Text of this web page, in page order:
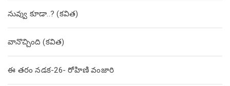
నువ్వు కూడా..? (కవిత)
వానొచ్చింది (కవిత)
ఈ తరం నడక-26- రోహిణి వంజారి